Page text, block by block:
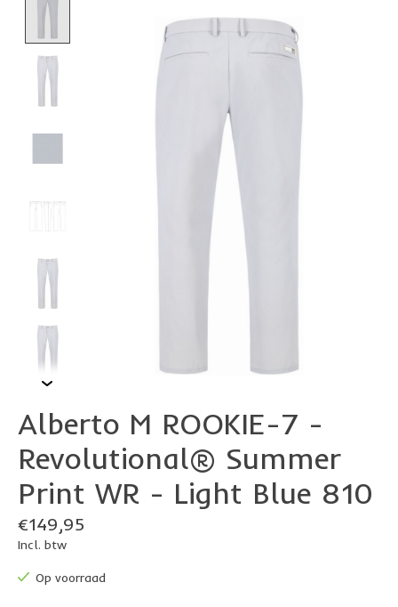
Alberto M ROOKIE-7 -
Revolutional® Summer
Print WR - Light Blue 810
€149,95
Incl. btw
Op voorraad